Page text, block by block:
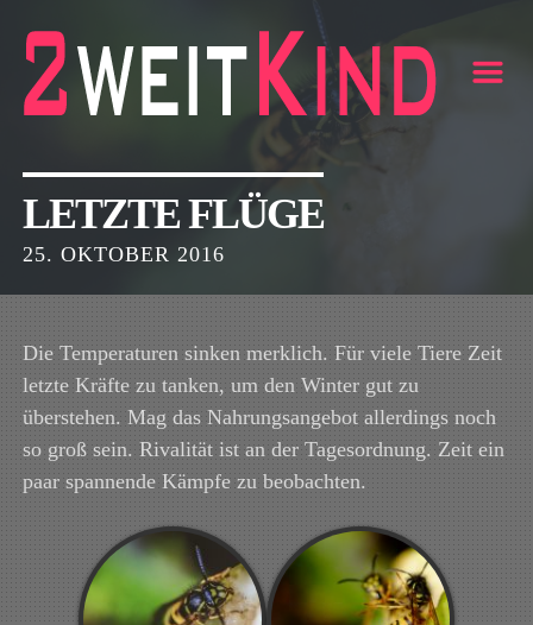
m
LETZTE FLÜGE
25. OKTOBER 2016
Die Temperaturen sinken merklich. Für viele Tiere Zeit
letzte Kräfte zu tanken, um den Winter gut zu
überstehen. Mag das Nahrungsangebot allerdings noch
so groß sein. Rivalität ist an der Tagesordnung. Zeit ein
paar spannende Kämpfe zu beobachten.